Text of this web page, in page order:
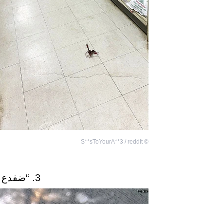
©
S**sToYourA**3 / reddit
3. “ضفدع زار سيارتي ليلة الأمس”